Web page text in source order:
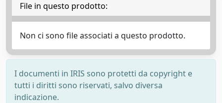
File in questo prodotto:
Non ci sono file associati a questo prodotto.
I documenti in IRIS sono protetti da copyright e
tutti i diritti sono riservati, salvo diversa
indicazione.